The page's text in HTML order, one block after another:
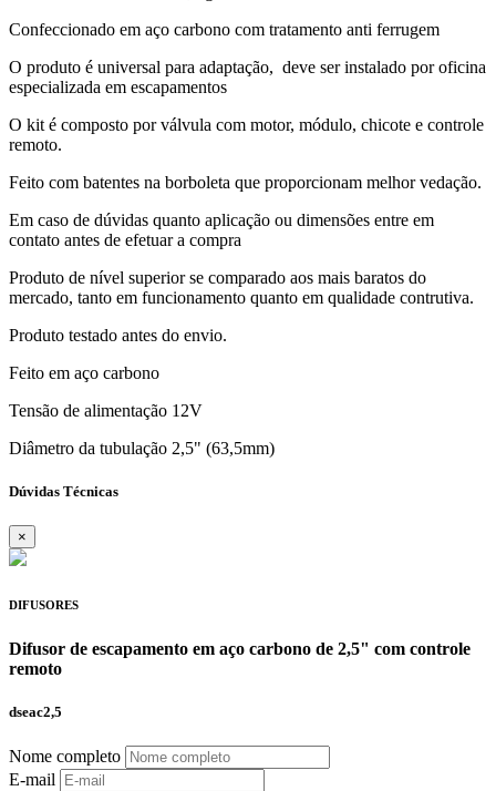
Confeccionado em aço carbono com tratamento anti ferrugem
O produto é universal para adaptação, deve ser instalado por oficina
especializada em escapamentos
O kit é composto por válvula com motor, módulo, chicote e controle
remoto.
Feito com batentes na borboleta que proporcionam melhor vedação.
Em caso de dúvidas quanto aplicação ou dimensões entre em
contato antes de efetuar a compra
Produto de nível superior se comparado aos mais baratos do
mercado, tanto em funcionamento quanto em qualidade contrutiva.
Produto testado antes do envio.
Feito em aço carbono
Tensão de alimentação 12V
Diâmetro da tubulação 2,5" (63,5mm)
Dúvidas Técnicas
×
DIFUSORES
Difusor de escapamento em aço carbono de 2,5" com controle
remoto
dseac2,5
Nome completo
E-mail